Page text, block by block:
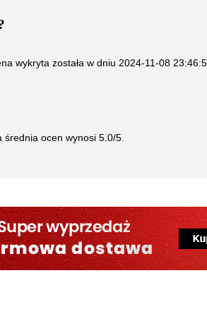
wykryta została w dniu 2024-11-08
średnia ocen wynosi 5.0/5.